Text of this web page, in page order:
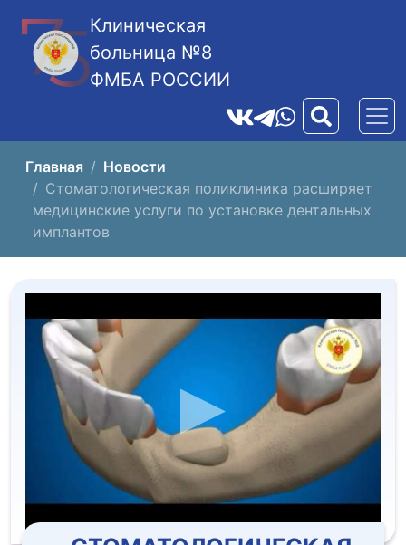
Клиническая
больница №8
ФМБА РОССИИ
Главная
Новости
Стоматологическая поликлиника расширяет
медицинские услуги по установке дентальных
имплантов